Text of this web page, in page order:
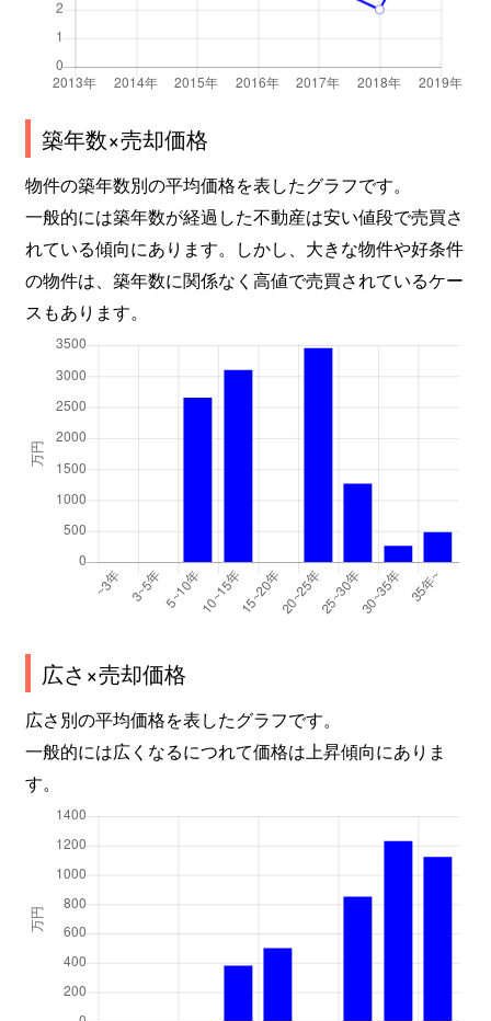
築年数×売却価格
物件の築年数別の平均価格を表したグラフです。
一般的には築年数が経過した不動産は安い値段で売買さ
れている傾向にあります。しかし、大きな物件や好条件
の物件は、築年数に関係なく高値で売買されているケー
スもあります。
広さ×売却価格
広さ別の平均価格を表したグラフです。
一般的には広くなるにつれて価格は上昇傾向にありま
す。